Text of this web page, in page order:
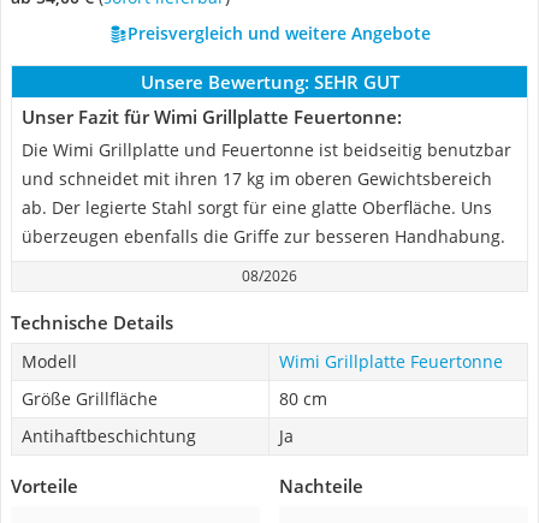
Preisvergleich und weitere Angebote
Unsere Bewertung: SEHR GUT
Unser Fazit für Wimi Grillplatte Feuertonne:
Die Wimi Grillplatte und Feuertonne ist beidseitig benutzbar
und schneidet mit ihren 17 kg im oberen Gewichtsbereich
ab. Der legierte Stahl sorgt für eine glatte Oberfläche. Uns
überzeugen ebenfalls die Griffe zur besseren Handhabung.
08/2026
Technische Details
Modell
Wimi Grillplatte Feuertonne
Größe Grillfläche
80 cm
Antihaftbeschichtung
Ja
Vorteile Nachteile